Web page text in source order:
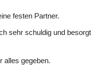
festen Partner.
sehr schuldig und besorgt
alles gegeben.